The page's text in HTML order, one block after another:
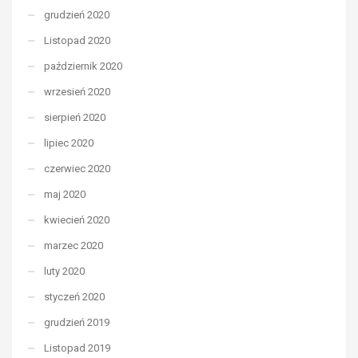
grudzień 2020
Listopad 2020
październik 2020
wrzesień 2020
sierpień 2020
lipiec 2020
czerwiec 2020
maj 2020
kwiecień 2020
marzec 2020
luty 2020
styczeń 2020
grudzień 2019
Listopad 2019